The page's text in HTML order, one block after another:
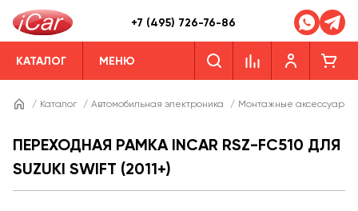
+7 (495) 726-76-86
КАТАЛОГ МЕНЮ
/ Каталог / Автомобильная электроника / Монтажные аксессуары
ПЕРЕХОДНАЯ РАМКА INCAR RSZ-FC510 ДЛЯ
SUZUKI SWIFT (2011+)